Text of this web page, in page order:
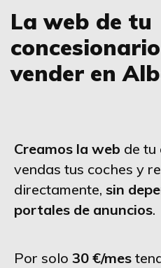
La web de tu
vender en
Creamos la web de tu
vendas tus coches y
directamente, sin
portales de anuncios.
Por solo 30 €/mes